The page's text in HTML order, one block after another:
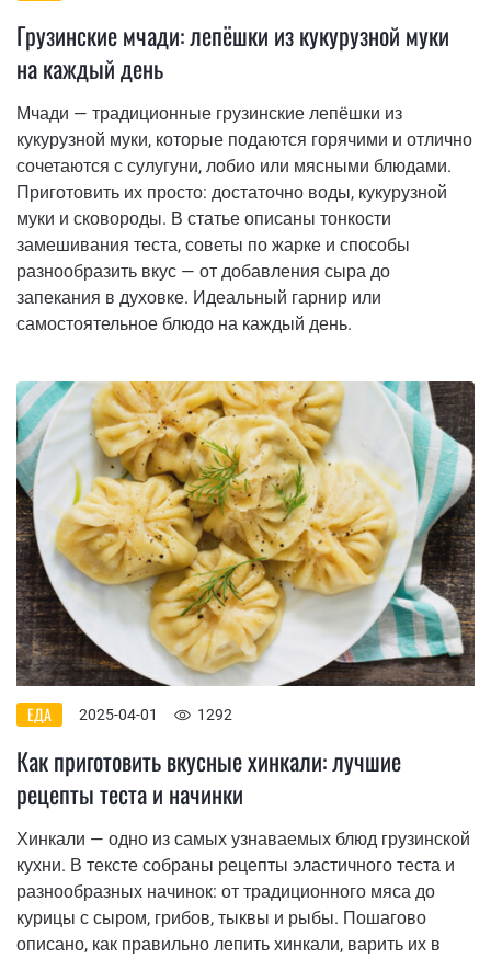
Грузинские мчади: лепёшки из кукурузной муки
на каждый день
Мчади — традиционные грузинские лепёшки из
кукурузной муки, которые подаются горячими и отлично
сочетаются с сулугуни, лобио или мясными блюдами.
Приготовить их просто: достаточно воды, кукурузной
муки и сковороды. В статье описаны тонкости
замешивания теста, советы по жарке и способы
разнообразить вкус — от добавления сыра до
запекания в духовке. Идеальный гарнир или
самостоятельное блюдо на каждый день.
ЕДА 2025-04-01 1292
Как приготовить вкусные хинкали: лучшие
рецепты теста и начинки
Хинкали — одно из самых узнаваемых блюд грузинской
кухни. В тексте собраны рецепты эластичного теста и
разнообразных начинок: от традиционного мяса до
курицы с сыром, грибов, тыквы и рыбы. Пошагово
описано, как правильно лепить хинкали, варить их в